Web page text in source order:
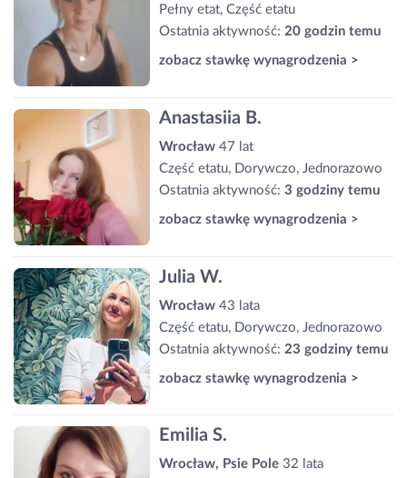
Pełny etat, Część etatu
Ostatnia aktywność: 20 godzin temu
zobacz stawkę wynagrodzenia >
Anastasiia B.
Wrocław 47 lat
Część etatu, Dorywczo, Jednorazowo
Ostatnia aktywność: 3 godziny temu
zobacz stawkę wynagrodzenia >
Julia W.
Wrocław 43 lata
Część etatu, Dorywczo, Jednorazowo
Ostatnia aktywność: 23 godziny temu
zobacz stawkę wynagrodzenia >
Emilia S.
Wrocław, Psie Pole 32 lata